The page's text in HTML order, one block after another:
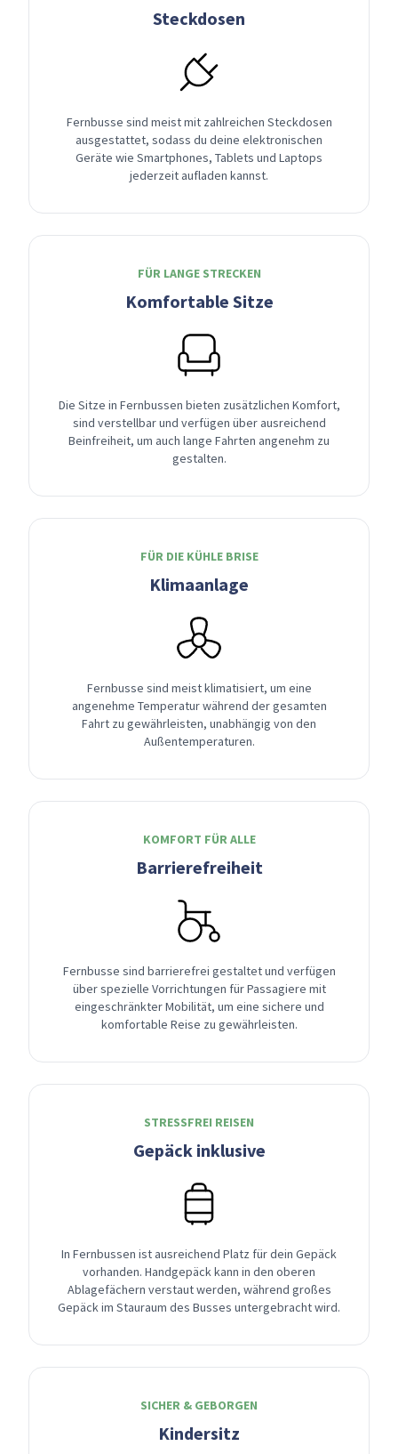
Steckdosen
Fernbusse sind meist mit zahlreichen Steckdosen
ausgestattet, sodass du deine elektronischen
Geräte wie Smartphones, Tablets und Laptops
jederzeit aufladen kannst.
FÜR LANGE STRECKEN
Komfortable Sitze
Die Sitze in Fernbussen bieten zusätzlichen Komfort,
sind verstellbar und verfügen über ausreichend
Beinfreiheit, um auch lange Fahrten angenehm zu
gestalten.
FÜR DIE KÜHLE BRISE
Klimaanlage
Fernbusse sind meist klimatisiert, um eine
angenehme Temperatur während der gesamten
Fahrt zu gewährleisten, unabhängig von den
Außentemperaturen.
KOMFORT FÜR ALLE
Barrierefreiheit
Fernbusse sind barrierefrei gestaltet und verfügen
über spezielle Vorrichtungen für Passagiere mit
eingeschränkter Mobilität, um eine sichere und
komfortable Reise zu gewährleisten.
STRESSFREI REISEN
Gepäck inklusive
In Fernbussen ist ausreichend Platz für dein Gepäck
vorhanden. Handgepäck kann in den oberen
Ablagefächern verstaut werden, während großes
Gepäck im Stauraum des Busses untergebracht wird.
SICHER & GEBORGEN
Kindersitz